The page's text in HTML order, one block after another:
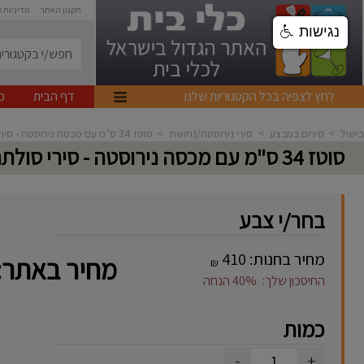
תקנון האתר
לחץ לצפיה בכל הקטגוריות שלנו דף הבית
בישול > סירים במבצע > סירי נירוסטה/נחושת > סוטז 34 ס"מ עם מכסה נירוסטה - סירי סולתם דגם אלון
סוטז 34 ס"מ עם מכסה נירוסטה - סירי סולתם דגם אלון
בחר/י צבע
מחיר בחנות: ₪
החיסכון שלך: 40%הנחה מחיר
כמות
נגישות